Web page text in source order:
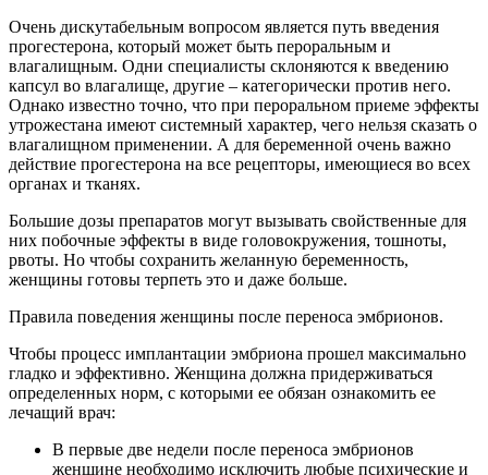
Очень дискутабельным вопросом является путь введения
прогестерона, который может быть пероральным и
влагалищным. Одни специалисты склоняются к введению
капсул во влагалище, другие – категорически против него.
Однако известно точно, что при пероральном приеме эффекты
утрожестана имеют системный характер, чего нельзя сказать о
влагалищном применении. А для беременной очень важно
действие прогестерона на все рецепторы, имеющиеся во всех
органах и тканях.
Большие дозы препаратов могут вызывать свойственные для
них побочные эффекты в виде головокружения, тошноты,
рвоты. Но чтобы сохранить желанную беременность,
женщины готовы терпеть это и даже больше.
Правила поведения женщины после переноса эмбрионов.
Чтобы процесс имплантации эмбриона прошел максимально
гладко и эффективно. Женщина должна придерживаться
определенных норм, с которыми ее обязан ознакомить ее
лечащий врач:
В первые две недели после переноса эмбрионов
женщине необходимо исключить любые психические и